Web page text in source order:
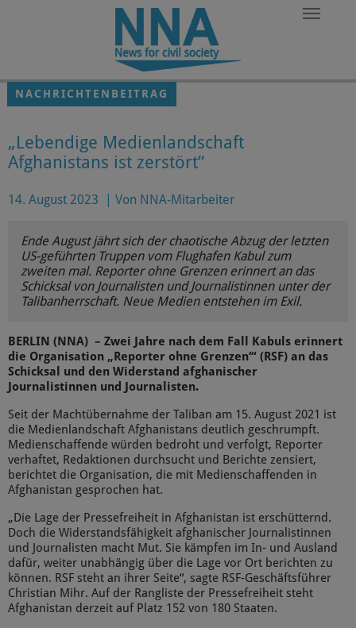
Zum Hauptinhalt springen
NACHRICHTENBEITRAG
„Lebendige Medienlandschaft
Afghanistans ist zerstört“
14. August 2023 Von NNA-Mitarbeiter
Ende August jährt sich der chaotische Abzug der letzten
US-geführten Truppen vom Flughafen Kabul zum
zweiten mal. Reporter ohne Grenzen erinnert an das
Schicksal von Journalisten und Journalistinnen unter der
Talibanherrschaft. Neue Medien entstehen im Exil.
BERLIN (NNA) – Zwei Jahre nach dem Fall Kabuls erinnert
die Organisation „Reporter ohne Grenzen‘“ (RSF) an das
Schicksal und den Widerstand afghanischer
Journalistinnen und Journalisten.
Seit der Machtübernahme der Taliban am 15. August 2021 ist
die Medienlandschaft Afghanistans deutlich geschrumpft.
Medienschaffende würden bedroht und verfolgt, Reporter
verhaftet, Redaktionen durchsucht und Berichte zensiert,
berichtet die Organisation, die mit Medienschaffenden in
Afghanistan gesprochen hat.
„Die Lage der Pressefreiheit in Afghanistan ist erschütternd.
Doch die Widerstandsfähigkeit afghanischer Journalistinnen
und Journalisten macht Mut. Sie kämpfen im In- und Ausland
dafür, weiter unabhängig über die Lage vor Ort berichten zu
können. RSF steht an ihrer Seite“, sagte RSF-Geschäftsführer
Christian Mihr. Auf der Rangliste der Pressefreiheit steht
Afghanistan derzeit auf Platz 152 von 180 Staaten.